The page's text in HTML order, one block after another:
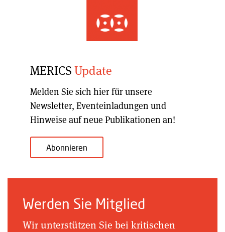
MERICSUpdate
Melden Sie sich hier für unsere
Newsletter, Eventeinladungen und
Hinweise auf neue Publikationen an!
Abonnieren
Werden Sie Mitglied
Wir unterstützen Sie bei kritischen